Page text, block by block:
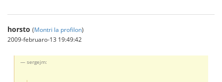
horsto (Montri la profilon)
2009-februaro-13 19:49:42
sergejm: